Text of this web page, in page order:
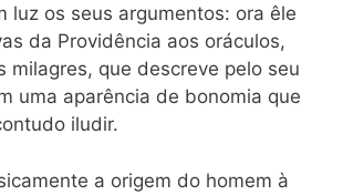
luz os seus argumentos: ora êle
da Providência aos oráculos,
milagres, que descreve pelo seu
uma aparência de bonomia que
iludir.
a origem do homem à